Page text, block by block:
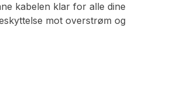
kabelen klar for alle dine
mot overstrøm og